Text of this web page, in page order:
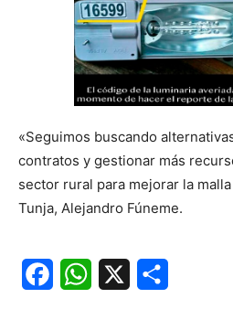
«Seguimos buscando
contratos y gestionar más
sector rural para mejorar la
Tunja, Alejandro Fúneme.
FacebookWhatsApp